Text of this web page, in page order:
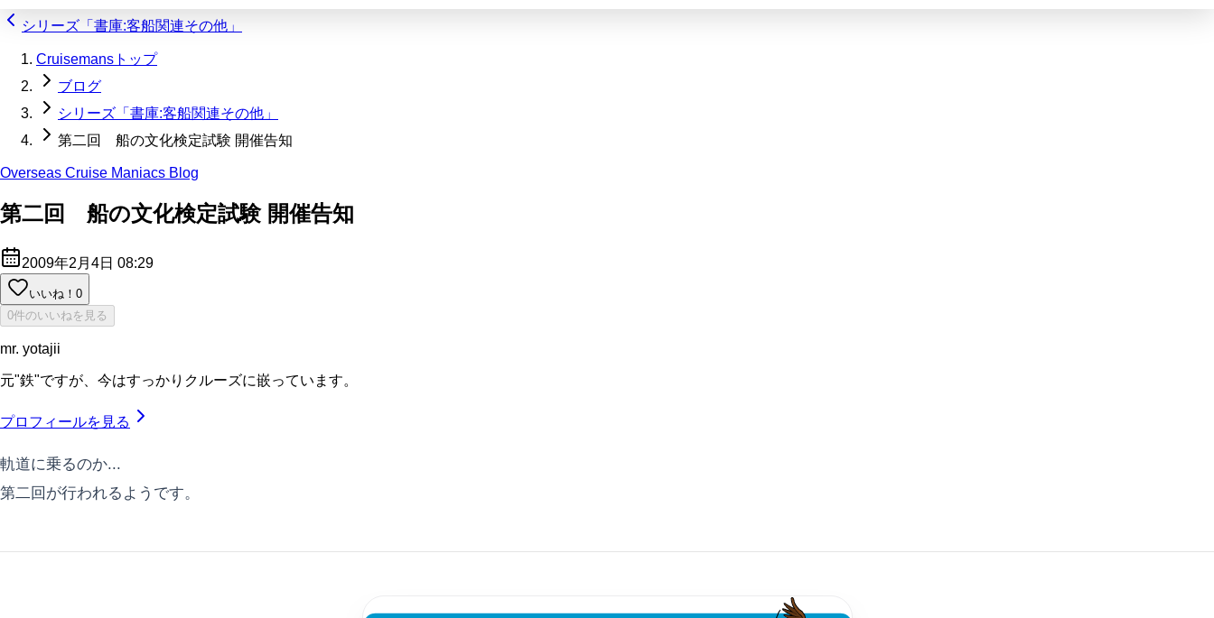
シリーズ「書庫:客船関連その他」
Cruisemansトップ
ブログ
シリーズ「書庫:客船関連その他」
第二回 船の文化検定試験 開催告知
Overseas Cruise Maniacs Blog
第二回 船の文化検定試験 開催告知
2009年2月4日 08:29
いいね！ 0
0件のいいねを見る
mr. yotajii
元"鉄"ですが、今はすっかりクルーズに嵌っています。
プロフィールを見る
軌道に乗るのか...
第二回が行われるようです。